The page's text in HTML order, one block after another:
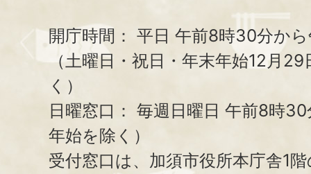
開庁時間： 平日 午前8時30分か
（土曜日・祝日・年末年始12月
く）
日曜窓口： 毎週日曜日 午前8時
年始を除く）
受付窓口は、加須市役所本庁舎1